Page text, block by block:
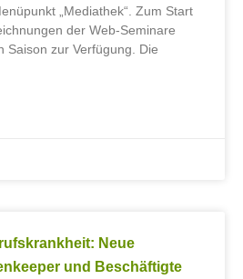
„Mediathek“. Zum Start
der Web-Seminare
Saison zur Verfügung. Die
Neue
und Beschäftigte